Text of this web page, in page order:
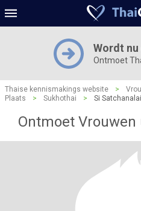
Wordt
Ontmoet
Thaise kennismakings website >
Plaats
> Sukhothai > Si Satchanalai
Ontmoet